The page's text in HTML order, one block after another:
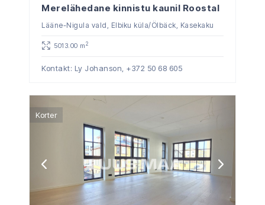
Merelähedane kinnistu kaunil Roostal
Lääne-Nigula vald, Elbiku küla/Ölbäck, Kasekaku
5013.00 m 2
Kontakt: Ly Johanson, +372 50 68 605
Korter